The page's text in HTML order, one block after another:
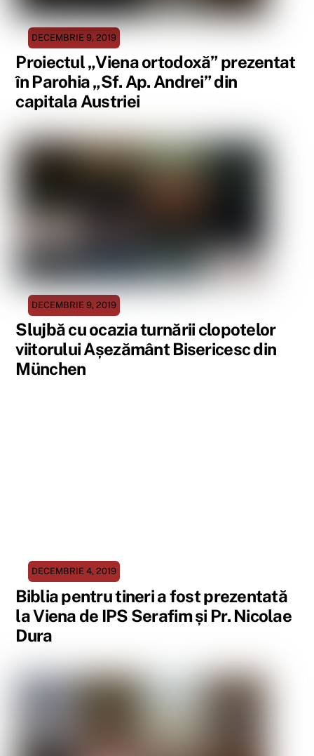
DECEMBRIE 9, 2019
Proiectul „Viena ortodoxă” prezentat
în Parohia „Sf. Ap. Andrei” din
capitala Austriei
DECEMBRIE 9, 2019
Slujbă cu ocazia turnării clopotelor
viitorului Așezământ Bisericesc din
München
DECEMBRIE 4, 2019
Biblia pentru tineri a fost prezentată
la Viena de IPS Serafim și Pr. Nicolae
Dura